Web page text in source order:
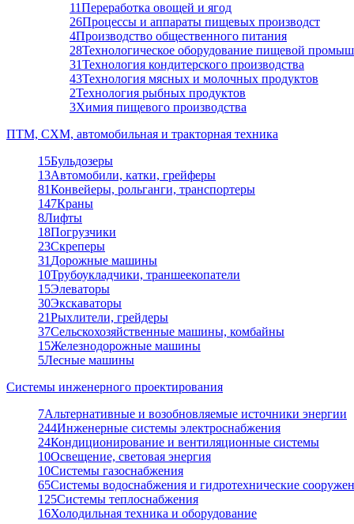
11Переработка овощей и ягод
26Процессы и аппараты пищевых производст
4Производство общественного питания
28Технологическое оборудование пищевой
31Технология кондитерского производства
43Технология мясных и молочных продуктов
2Технология рыбных продуктов
3Химия пищевого производства
ПТМ, СХМ, автомобильная и тракторная техника
15Бульдозеры
13Автомобили, катки, грейферы
81Конвейеры, рольганги, транспортеры
147Краны
8Лифты
18Погрузчики
23Скреперы
31 Дорожные машины
10Трубоукладчики, траншеекопатели
15Элеваторы
30Экскаваторы
21Рыхлители, грейдеры
37Сельскохозяйственные машины, комбайны
15Железнодорожные машины
5Лесные машины
Системы инженерного проектирования
7Альтернативные и возобновляемые источники энергии
244Инженерные системы электроснабжения
24Кондиционирование и вентиляционные системы
10Освещение, световая энергия
10Системы газоснабжения
65Системы водоснабжения и гидротехнические
125Системы теплоснабжения
16Холодильная техника и оборудование